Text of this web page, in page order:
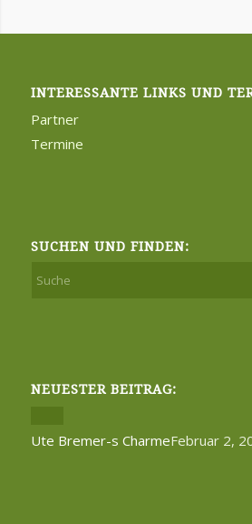
INTERESSANTE LINKS UND
Partner
Termine
SUCHEN UND FINDEN:
NEUESTER BEITRAG:
Ute Bremer-s CharmeFebruar 2,